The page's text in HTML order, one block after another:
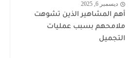
ديسمبر 6, 2025
أهم المشاهير الذين تشوهت
ملامحهم بسبب عمليات
التجميل